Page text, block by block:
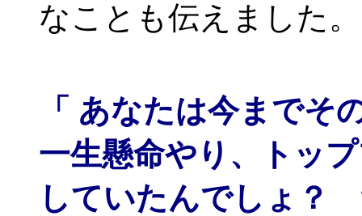
なことも伝えました。
「 あなたは今までそ
一生懸命やり、トッ
していたんでしょ？